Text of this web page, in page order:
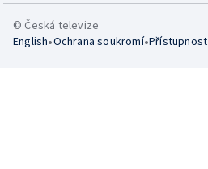
© Česká televize
English•Ochrana soukromí•Přístupnost